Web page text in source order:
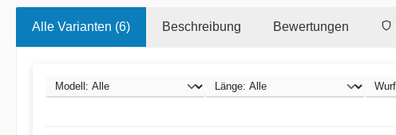
Alle Varianten (6) Beschreibung Bewertungen